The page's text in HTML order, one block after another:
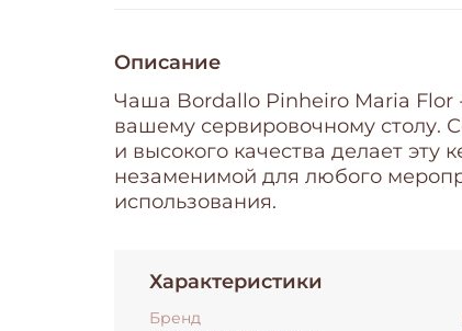
Описание
Чаша Bordallo Pinheiro Maria Flor
вашему сервировочному столу.
и высокого качества делает эту
незаменимой для любого
использования.
Характеристики
Бренд